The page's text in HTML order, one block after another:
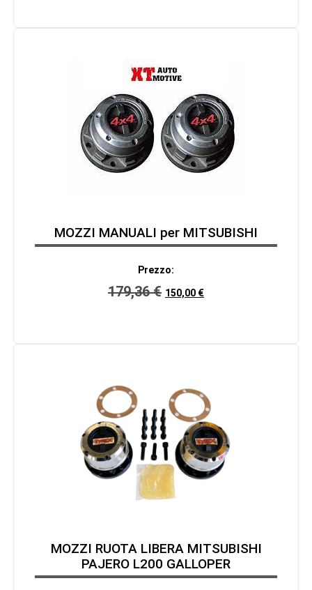
MOZZI MANUALI per MITSUBISHI
Prezzo:
179,36€ 150,00 €
MOZZI RUOTA LIBERA MITSUBISHI
PAJERO L200 GALLOPER